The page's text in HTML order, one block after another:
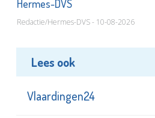
Hermes-DVS
Redactie/Hermes-DVS - 10-08-2026
Lees ook
Vlaardingen24